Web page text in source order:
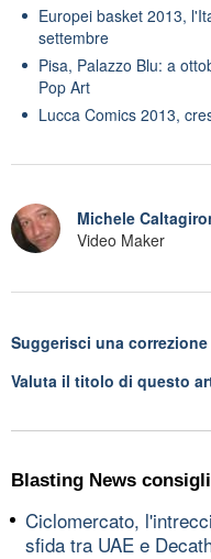
Europei basket 2013,
settembre
Pisa, Palazzo Blu: a
Pop Art
Lucca Comics 2013,
Michele
Video Maker
Suggerisci una correzione
Valuta il titolo di questo
Blasting News
Ciclomercato,
sfida tra UAE e